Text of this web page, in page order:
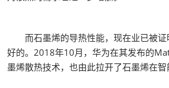
而石墨烯的导热性能，现在业已被证
好的。2018年10月，华为在其发布的
墨烯散热技术，也由此拉开了石墨烯在智